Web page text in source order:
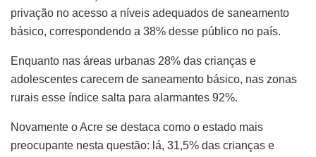
privação no acesso a níveis adequados de saneamento
básico, correspondendo a 38% desse público no país.
Enquanto nas áreas urbanas 28% das crianças e
adolescentes carecem de saneamento básico, nas zonas
rurais esse índice salta para alarmantes 92%.
Novamente o Acre se destaca como o estado mais
preocupante nesta questão: lá, 31,5% das crianças e